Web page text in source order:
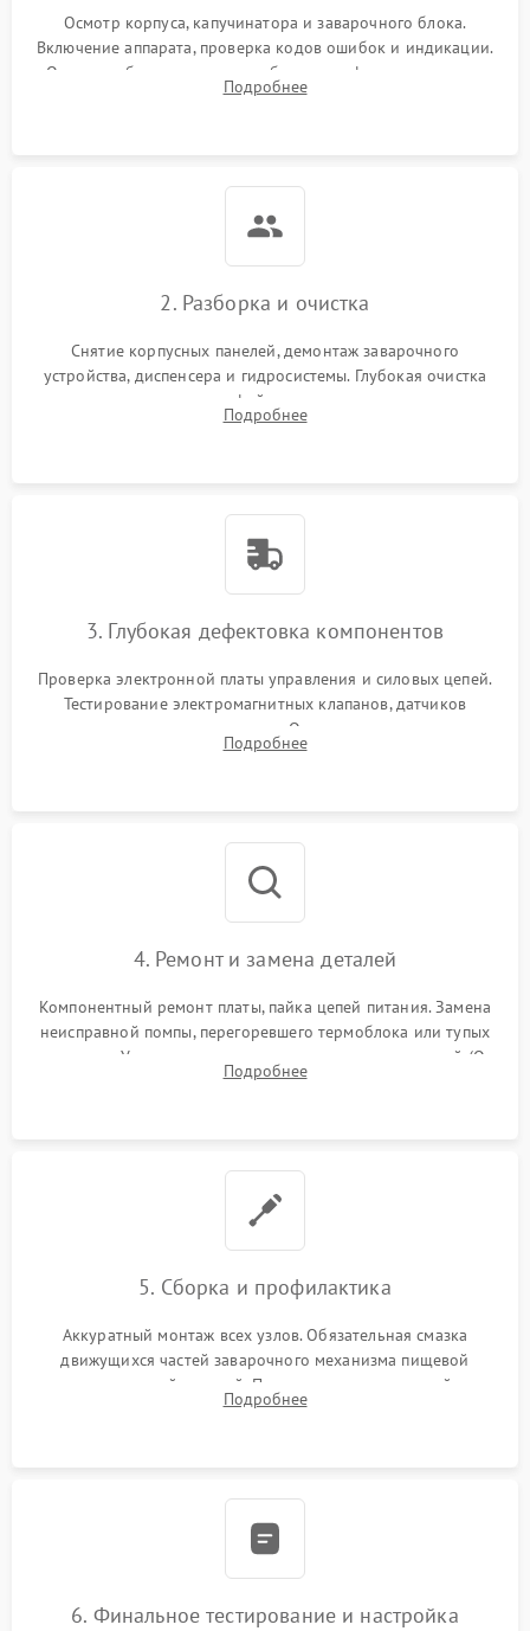
Осмотр корпуса, капучинатора и заварочного блока.
Включение аппарата, проверка кодов ошибок и индикации.
Оценка работы помпы, термоблока и кофемолки на слух.
Измерение температуры и давления воды для выявления
Подробнее
2. Разборка и очистка
Снятие корпусных панелей, демонтаж заварочного
устройства, диспенсера и гидросистемы. Глубокая очистка
внутренних узлов от кофейных масел, жмыха и накипи.
Промывка дренажных каналов и фильтров с использованием
Подробнее
3. Глубокая дефектовка компонентов
Проверка электронной платы управления и силовых цепей.
Тестирование электромагнитных клапанов, датчиков
температуры и расходомера. Оценка степени износа
жерновов кофемолки, уплотнительных колец гидросистемы
Подробнее
4. Ремонт и замена деталей
Компонентный ремонт платы, пайка цепей питания. Замена
неисправной помпы, перегоревшего термоблока или тупых
жерновов. Установка новых силиконовых уплотнителей (O-
ring) и тефлоновых трубок для надежного устранения
Подробнее
5. Сборка и профилактика
Аккуратный монтаж всех узлов. Обязательная смазка
движущихся частей заварочного механизма пищевой
силиконовой смазкой. Проведение программной
декальцинации и очистки системы от кофейных масел.
Подробнее
6. Финальное тестирование и настройка